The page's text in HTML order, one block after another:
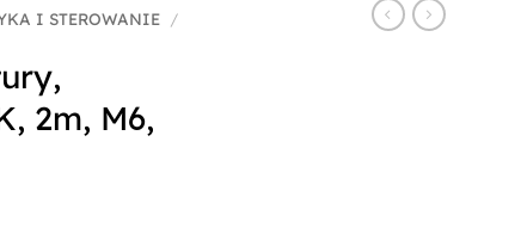
I STEROWANIE /
2m, M6,